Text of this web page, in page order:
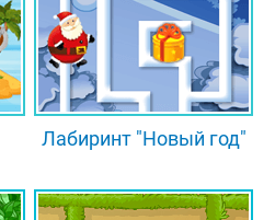
Лабиринт "Новый год"